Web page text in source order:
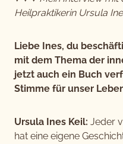
Heilpraktikerin Ursula
Liebe Ines, du
mit dem Thema der
jetzt auch ein Buch
Stimme für unser
Ursula Ines Keil: Jeder
hat eine eigene